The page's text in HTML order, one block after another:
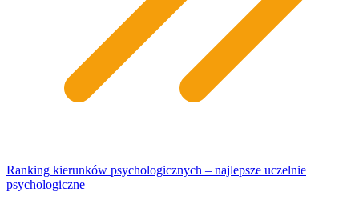
Ranking kierunków psychologicznych – najlepsze uczelnie
psychologiczne